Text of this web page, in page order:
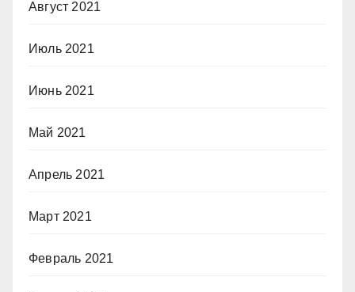
Август 2021
Июль 2021
Июнь 2021
Май 2021
Апрель 2021
Март 2021
Февраль 2021